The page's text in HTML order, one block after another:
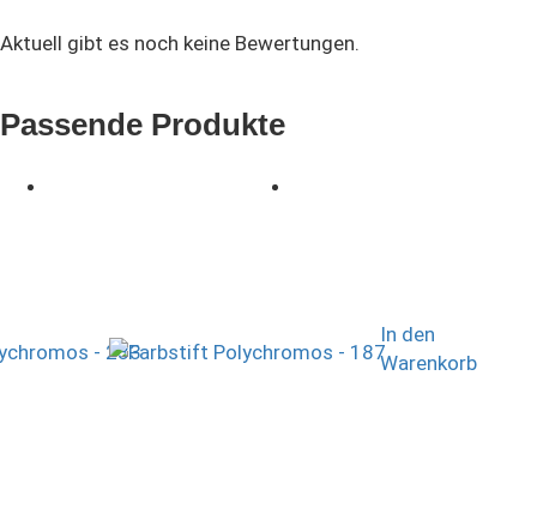
Aktuell gibt es noch keine Bewertungen.
Passende Produkte
In den
Warenkorb